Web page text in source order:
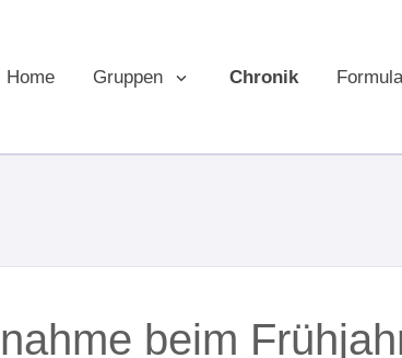
Home Gruppen Chronik
beim